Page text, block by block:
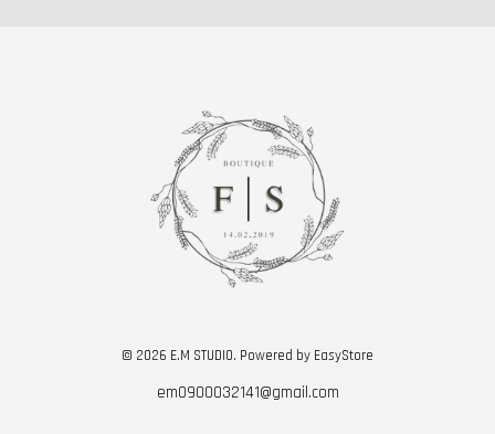
© 2026 E.M STUDIO. Powered by EasyStore
em0900032141@gmail.com